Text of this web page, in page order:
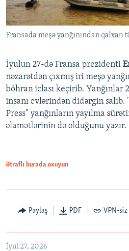
Fransada meşə yanğınından qalxan
İyulun 27-də Fransa prezidenti
nəzarətdən çıxmış iri meşə
böhran iclası keçirib. Yanğınlar
insanı evlərindən didərgin salıb.
Press" yanğınların yayılma
əlamətlərinin də olduğunu yazır.
Ətraflı burada oxuyun
Paylaş PDF VPN-
İyul 27, 2026